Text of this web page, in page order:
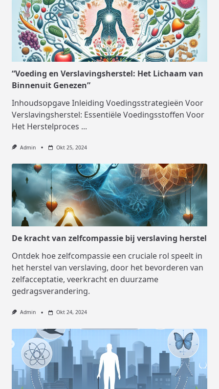
“Voeding en Verslavingsherstel: Het Lichaam van
Binnenuit Genezen”
Inhoudsopgave Inleiding Voedingsstrategieën Voor
Verslavingsherstel: Essentiële Voedingsstoffen Voor
Het Herstelproces ...
Admin Okt 25, 2024
De kracht van zelfcompassie bij verslaving herstel
Ontdek hoe zelfcompassie een cruciale rol speelt in
het herstel van verslaving, door het bevorderen van
zelfacceptatie, veerkracht en duurzame
gedragsverandering.
Admin Okt 24, 2024